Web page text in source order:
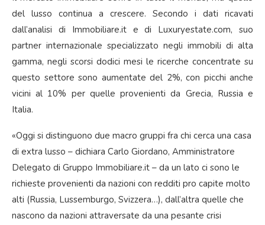
del lusso continua a crescere. Secondo i dati ricavati
dall’analisi di Immobiliare.it e di Luxuryestate.com, suo
partner internazionale specializzato negli immobili di alta
gamma, negli scorsi dodici mesi le ricerche concentrate su
questo settore sono aumentate del 2%, con picchi anche
vicini al 10% per quelle provenienti da Grecia, Russia e
Italia.
«Oggi si distinguono due macro gruppi fra chi cerca una casa
di extra lusso – dichiara Carlo Giordano, Amministratore
Delegato di Gruppo Immobiliare.it – da un lato ci sono le
richieste provenienti da nazioni con redditi pro capite molto
alti (Russia, Lussemburgo, Svizzera…), dall’altra quelle che
nascono da nazioni attraversate da una pesante crisi